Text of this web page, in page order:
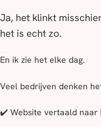
Ja, het klinkt
het is echt zo.
En ik zie het elke dag.
Veel bedrijven denken
✔️ Website vertaald naar